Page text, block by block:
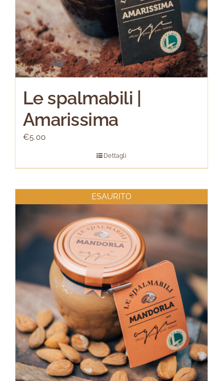
Le spalmabili |
Amarissima
€5.00
Dettagli
ESAURITO